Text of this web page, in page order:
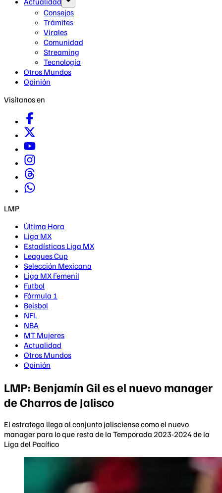
Consejos
Trámites
Virales
Comunidad
Streaming
Tecnología
Otros Mundos
Opinión
Visítanos en
LMP
Última Hora
Liga MX
Estadísticas Liga MX
Leagues Cup
Selección Mexicana
Liga MX Femenil
Futbol
Fórmula 1
Beisbol
NFL
NBA
MT Mujeres
Actualidad
Otros Mundos
Opinión
LMP: Benjamín Gil es el nuevo manager
de Charros de Jalisco
El estratega llega al conjunto jalisciense como el nuevo
manager para lo que resta de la Temporada 2023-2024 de la
Liga del Pacífico